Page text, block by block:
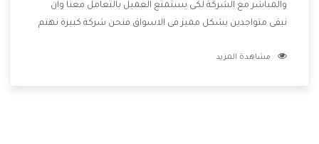
والمباشر مع الشركة لكى يستمتع العميل بالتعامل معنا وان
نبقى متواجدين بشكل مميز فى الاسواق فنحن شركة كبيرة نهتم
الشركة بها والتى تكون منها خدمة الصيانة التى تكون من أهم
مشاهدة المزيد